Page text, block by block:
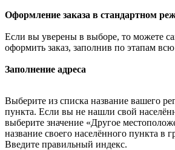
Оформление заказа в стандартном
Если вы уверены в выборе, то можете
оформить заказ, заполнив по этапам
Заполнение адреса
Выберите из списка название вашего
пункта. Если вы не нашли свой
выберите значение «Другое
название своего населённого пункта в
Введите правильный индекс.